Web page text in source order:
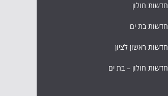
חדשות חולון
חדשות בת ים
חדשות ראשון לציון
חדשות חולון – בת ים